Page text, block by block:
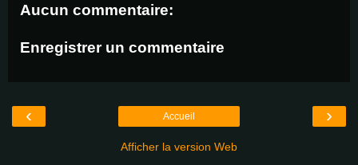
Aucun commentaire:
Enregistrer un commentaire
‹ ›
Accueil
Afficher la version Web